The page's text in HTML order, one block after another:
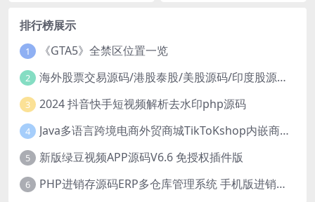
排行榜展示
1 《GTA5》全禁区位置一览
2 海外股票交易源码/港股泰股/美股源码/印度股源码/马拉西亚股票源码/国际股票配资
3 2024 抖音快手短视频解析去水印php源码
4 Java多语言跨境电商外贸商城TikToKshop内嵌商城I商家入驻I一键铺
5 新版绿豆视频APP源码V6.6 免授权插件版
6 PHP进销存源码ERP多仓库管理系统 手机版进销存 php网络版进销存小程序